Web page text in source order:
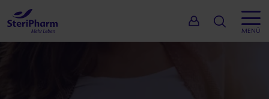
Suche
MENÜ